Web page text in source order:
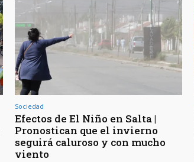
Sociedad
Efectos de El Niño en Salta |
Pronostican que el invierno
seguirá caluroso y con mucho
viento